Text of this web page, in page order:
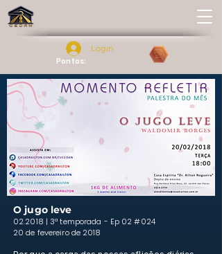
Login
Pontos:
O jugo leve
02.2018 | 3ª temporada - Ep 02 #024
20 de fevereiro de 2018